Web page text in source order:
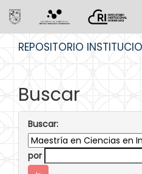
REPOSITORIO
Buscar
Buscar:
por